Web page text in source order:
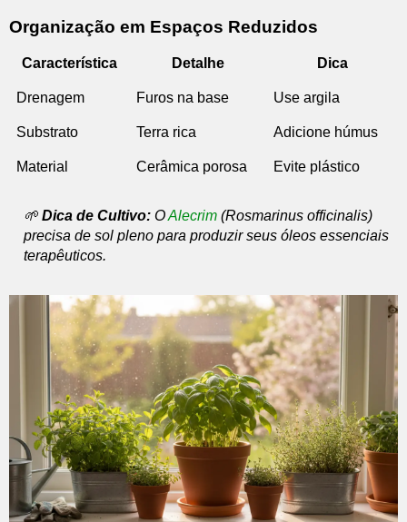
Organização em Espaços Reduzidos
Característica Detalhe Dica
Drenagem Furos na base Use argila
Substrato Terra rica Adicione húmus
Material Cerâmica porosa Evite plástico
🌱Dica de Cultivo: OAlecrim (Rosmarinus officinalis)
precisa de sol pleno para produzir seus óleos essenciais
terapêuticos.